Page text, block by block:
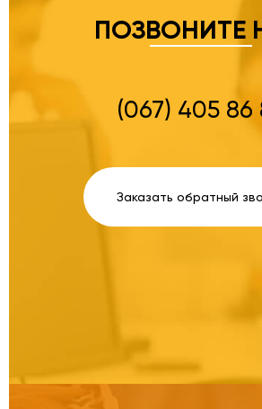
ПОЗВОНИТЕ
(067) 405 86
Заказать обратный